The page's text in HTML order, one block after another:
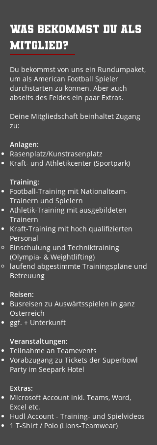
Was bekommst du als
Mitglied?
Du bekommst von uns ein Rundumpaket,
um als American Football Spieler
durchstarten zu können. Aber auch
abseits des Feldes ein paar Extras.
Deine Mitgliedschaft beinhaltet Zugang
zu:
Anlagen:
Rasenplatz/Kunstrasenplatz
Kraft- und Athletikcenter (Sportpark)
Training:
Football-Training mit Nationalteam-
Trainern und Spielern
Athletik-Training mit ausgebildeten
Trainern
Kraft-Training mit hoch qualifizierten
Personal
Einschulung und Techniktraining
(Olympia- & Weightlifting)​​​
laufend abgestimmte Trainingspläne und
Betreuung
Reisen:
Busreisen zu Auswärtsspielen in ganz
Österreich
ggf. + Unterkunft
Veranstaltungen:
Teilnahme an Teamevents
Vorabzugang zu Tickets der Superbowl
Party im Seepark Hotel
Extras:
Microsoft Account inkl. Teams, Word,
Excel etc.
Hudl Account - Training- und Spielvideos
1 T-Shirt / Polo (Lions-Teamwear)